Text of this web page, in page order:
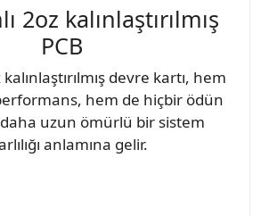
2oz kalınlaştırılmış
PCB
devre kartı, hem
hem de hiçbir ödün
uzun ömürlü bir sistem
anlamına gelir.